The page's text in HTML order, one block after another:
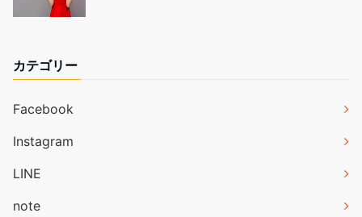
カテゴリー
Facebook
Instagram
LINE
note